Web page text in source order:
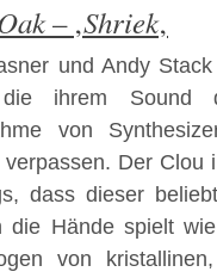
– ‚Shriek‚
und Andy
ihrem Sound
von
Der Clou
dass dieser
die Hände spielt
von